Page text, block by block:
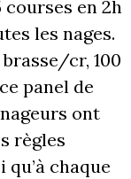
courses en 2h
les nages.
cr, 100
panel de
ont
règles
chaque